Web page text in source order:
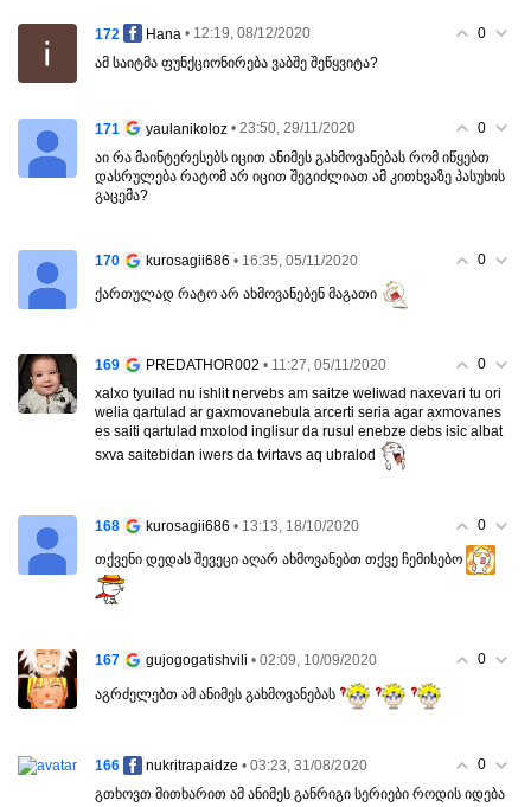
0
172 Hana • 12:19, 08/12/2020
ამ საიტმა ფუნქციონირება ვაბშე შეწყვიტა?
0
171 yaulanikoloz • 23:50, 29/11/2020
აი რა მაინტერესებს იცით ანიმეს გახმოვანებას რომ იწყებთ
დასრულება რატომ არ იცით შეგიძლიათ ამ კითხვაზე პასუხის
გაცემა?
0
170 kurosagii686 • 16:35, 05/11/2020
ქართულად რატო არ ახმოვანებენ მაგათი
0
169 PREDATHOR002 • 11:27, 05/11/2020
xalxo tyuilad nu ishlit nervebs am saitze weliwad naxevari tu ori
welia qartulad ar gaxmovanebula arcerti seria agar axmovanes
es saiti qartulad mxolod inglisur da rusul enebze debs isic albat
sxva saitebidan iwers da tvirtavs aq ubralod
0
168 kurosagii686 • 13:13, 18/10/2020
თქვენი დედას შევეცი აღარ ახმოვანებთ თქვე ჩემისებო
0
167 gujogogatishvili • 02:09, 10/09/2020
აგრძელებთ ამ ანიმეს გახმოვანებას
0
166 nukritrapaidze • 03:23, 31/08/2020
გთხოვთ მითხარით ამ ანიმეს განრიგი სერიები როდის იდება